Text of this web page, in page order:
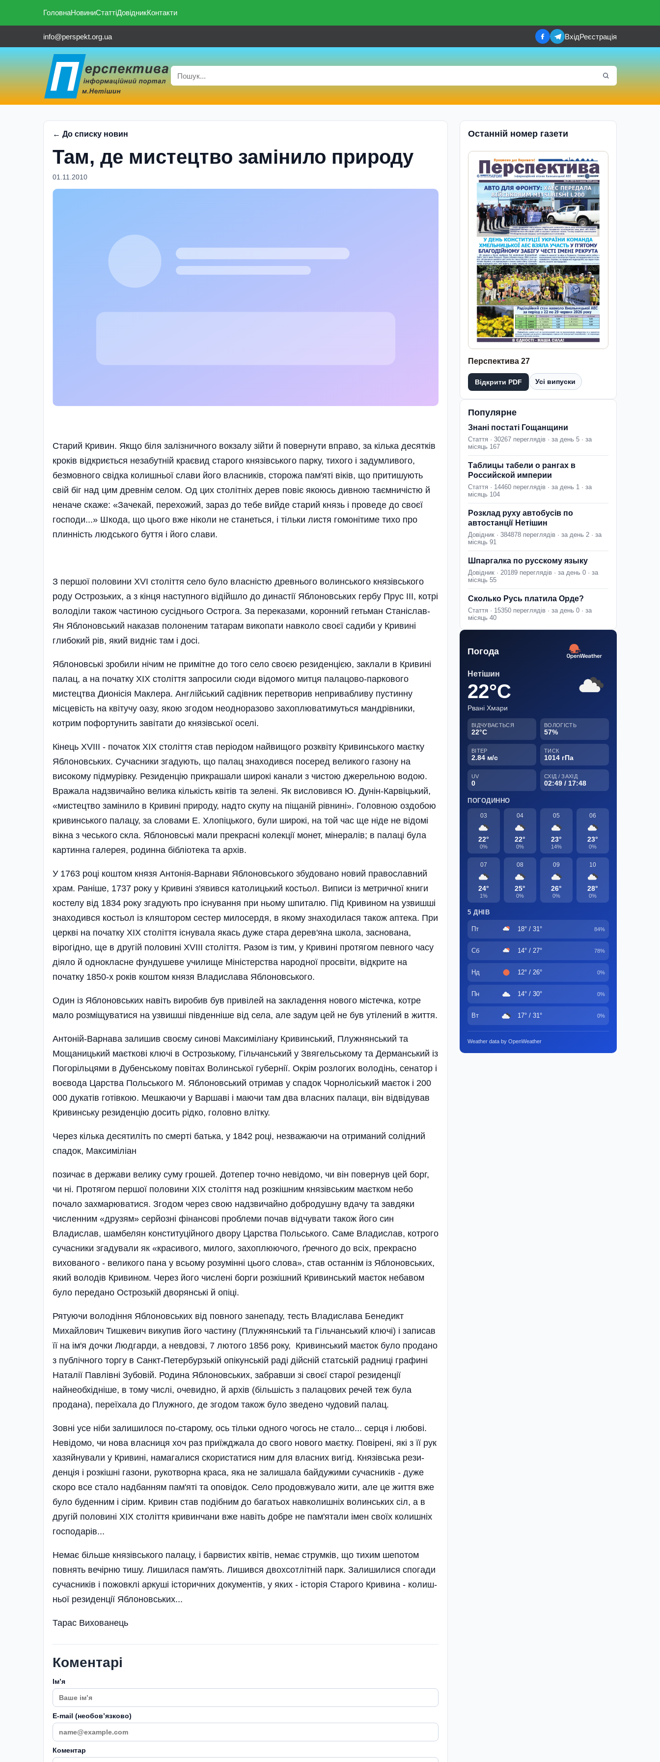
ГоловнаНовиниСтаттіДовідникКонтакти
info@perspekt.org.ua ВхідРеєстрація
← До списку новин
Там, де мистецтво замінило природу
01.11.2010
Старий Кривин. Якщо біля залізничного вокзалу зійти й повернути вправо, за кілька десятків
кроків відкриється незабутній краєвид старого князівського парку, тихого і задумливого,
безмовного свідка колишньої слави його власників, сторожа пам'яті віків, що притишують
свій біг над цим древнім селом. Од цих столітніх дерев повіє якоюсь дивною таєм­ничістю й
неначе скаже: «За­чекай, перехожий, зараз до тебе вийде старий князь і про­веде до своєї
господи...» Шкода, що цього вже ніколи не станеться, і тільки листя гомонітиме тихо про
плин­ність людського буття і його слави.
З першої поло­вини XVI століття село було власністю древнього волин­ського князівського
роду Острозьких, а з кінця наступ­ного відійшло до династії Яблоновських гербу Прус III, котрі
володіли також частиною сусіднього Острога. За переказами, коронний гетьман Станіслав-
Ян Яблоновський наказав полоненим татарам викопати навколо своєї садиби у Кривині
глибокий рів, який видніє там і досі.
Яблоновські зробили нічим не примітне до того село своєю резиденцією, заклали в Кривині
палац, а на початку XIX століття запросили сюди відомого митця палацово-паркового
мистецтва Дионісія Маклера. Англійський садівник пере­творив непривабливу пустинну
місцевість на квітучу оазу, якою згодом неодноразово захоплюватимуться мандрівники,
котрим пофортунить завітати до князівської оселі.
Кінець XVIII - початок XIX століття став періодом найвищого розквіту Кривинського маєтку
Яблоновських. Сучасники згадують, що палац знаходився посеред великого газону на
високому підмурівку. Резиденцію прикрашали ши­рокі канали з чистою джерельною водою.
Вражала надзвичайно велика кількість квітів та зелені. Як висловився Ю. Дунін-Карвіцький,
«мистецтво замінило в Криви­ні природу, надто скупу на піщаній рівни­ні». Головною оздобою
кривинського палацу, за словами Е. Хлопіцького, були широкі, на той час ще ніде не відомі
вікна з чеського скла. Яблоновські мали прекрасні колекції монет, мінералів; в палаці була
картинна галерея, родинна бібліотека та архів.
У 1763 році коштом князя Антонія-Варнави Яблоновського збудовано новий православний
храм. Раніше, 1737 ро­ку у Кривині з'явився католицький кос­тьол. Виписи із метричної книги
костелу від 1834 року згадують про існування при ньому шпиталю. Під Кривином на узвишші
знаходився костьол із кляштором сестер милосердя, в якому знаходилася також аптека. При
церкві на початку XIX століття існувала якась дуже стара дерев'яна школа, заснована,
вірогідно, ще в другій половині XVIII століття. Разом із тим, у Кривині протягом певного часу
діяло й однокласне фундушеве училище Міністерства народ­ної просвіти, відкрите на
початку 1850-х років коштом князя Владислава Яблоновського.
Один із Яблоновських навіть виробив був привілей на закладення нового містечка, котре
мало розміщуватися на узвишші південніше від села, але задум цей не був утілений в життя.
Антоній-Варнава залишив сво­єму синові Максиміліану Кривинський, Плужнянський та
Мощаницький маєткові ключі в Острозькому, Гільчанський у Звягельському та Дерманський із
Погоріль­цями в Дубенському повітах Волинської губернії. Окрім розлогих володінь, сенатор і
воєвода Царства Польського М. Яблонов­ський отримав у спадок Чорноліський ма­єток і 200
000 дукатів готівкою. Мешкаючи у Варшаві і маючи там два власних палаци, він відвідував
Кривинську резиденцію досить рідко, головно влітку.
Через кілька десятиліть по смерті батька, у 1842 році, незважаючи на отриманий солідний
спадок, Максиміліан
позичає в держави велику суму грошей. Дотепер точно невідомо, чи він повернув цей борг,
чи ні. Протягом першої половини XIX століття над розкішним князівським маєтком небо
почало захмарюватися. Зго­дом через свою надзвичайно добродушну вдачу та завдяки
численним «друзям» сер­йозні фінансові проблеми почав відчувати також його син
Владислав, шамбелян конституційного двору Царства Польсько­го. Саме Владислав, котрого
сучасники зга­дували як «красивого, милого, захоплю­ючого, ґречного до всіх, прекрасно
вихова­ного - великого пана у всьому розумінні цього слова», став останнім із Яблонов­ських,
який володів Кривином. Через його числені борги розкішний Кривинський маєток небавом
було передано Острозькій дворянські й опіці.
Рятуючи володіння Яблонов­ських від повного занепаду, тесть Влади­слава Бенедикт
Михайлович Тишкевич викупив його частину (Плужнянський та Гільчанський ключі) і записав
її на ім'я дочки Людгарди, а невдовзі, 7 лютого 1856 року, Кривинський маєток було продано
з публічного торгу в Санкт-Петербурзькій опікунській раді дійсній статській радниці графині
Наталії Павлівні Зубовій. Родина Яблоновських, забравши зі своєї старої резиденції
найнеобхідніше, в тому числі, очевидно, й архів (більшість з палацових речей теж була
продана), переїхала до Плужного, де згодом також було зведено чудовий палац.
Зовні усе ніби залишилося по-старому, ось тільки одного чогось не стало... серця і любові.
Невідомо, чи нова власниця хоч раз приїжджала до свого нового маєтку. Повірені, які з її рук
хазяй­нували у Кривині, намагалися скористатися ним для власних вигід. Князівська рези­
денція і розкішні газони, рукотворна краса, яка не залишала байдужими сучасників - дуже
скоро все стало надбанням пам'яті та оповідок. Село продовжувало жити, але це життя вже
було буденним і сірим. Кривин став подібним до багатьох навколишніх во­линських сіл, а в
другій половині XIX сто­ліття кривинчани вже навіть добре не пам'я­тали імен своїх колишніх
господарів...
Немає більше князівського па­лацу, і барвистих квітів, немає струмків, що тихим шепотом
повнять вечірню тишу. Лишилася пам'ять. Лишився двохсотлітній парк. Залишилися спогади
сучасників і по­жовклі аркуші історичних документів, у яких - історія Старого Кривина - колиш­
ньої резиденції Яблоновських...
Тарас Вихованець
Коментарі
Імʼя
E-mail (необовʼязково)
Коментар
Останній номер газети
Перспектива 27
Відкрити PDF Усі випуски
Популярне
Знані постаті Гощанщини
Стаття · 30267 переглядів · за день 5 · за
місяць 167
Таблицы табели о рангах в
Российской империи
Стаття · 14460 переглядів · за день 1 · за
місяць 104
Розклад руху автобусів по
автостанції Нетішин
Довідник · 384878 переглядів · за день 2 · за
місяць 91
Шпаргалка по русскому языку
Довідник · 20189 переглядів · за день 0 · за
місяць 55
Сколько Русь платила Орде?
Стаття · 15350 переглядів · за день 0 · за
місяць 40
Погода
Нетішин
22°C
Рвані Хмари
ВІДЧУВАЄТЬСЯ
22°C
ВОЛОГІСТЬ
57%
ВІТЕР
2.84 м/с
ТИСК
1014 гПа
UV
0
СХІД / ЗАХІД
02:49 / 17:48
ПОГОДИННО
03
22°
0%
04
22°
0%
05
23°
14%
06
23°
0%
07
24°
1%
08
25°
0%
09
26°
0%
10
28°
0%
5 ДНІВ
Пт 18° / 31° 84%
Сб 14° / 27° 78%
Нд 12° / 26° 0%
Пн 14° / 30° 0%
Вт 17° / 31° 0%
Weather data by OpenWeather